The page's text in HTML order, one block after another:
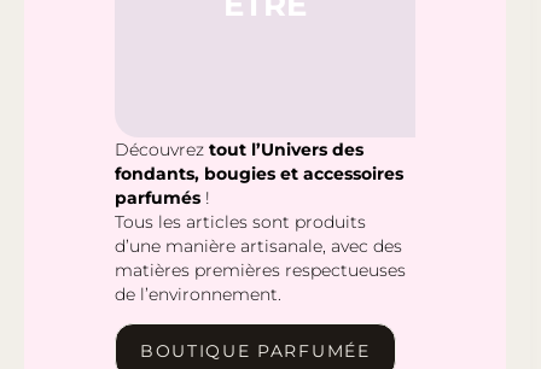
Découvrez tout l’Univers des
fondants, bougies et accessoires
parfumés !
Tous les articles sont produits
d’une manière artisanale, avec des
matières premières respectueuses
de l’environnement.
BOUTIQUE PARFUMÉE